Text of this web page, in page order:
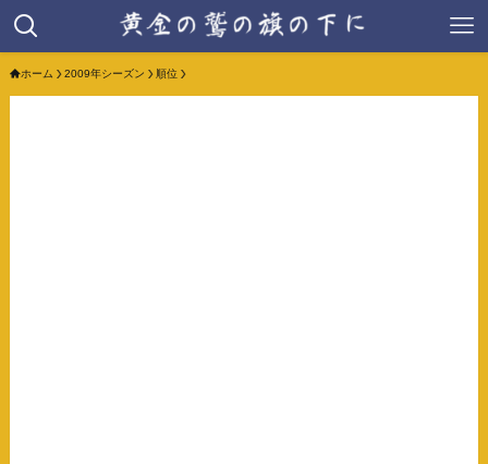
ホーム 2009年シーズン 順位